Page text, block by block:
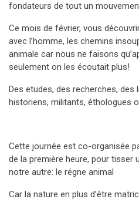
fondateurs de tout un
Ce mois de février, vous
avec l’homme, les chemins
animale car nous ne faisons
seulement on les écoutait plus!
Des etudes, des recherches, des
historiens, militants, éthologues
Cette journée est co-organisée
de la première heure, pour tisser
notre autre: le régne animal
Car la nature en plus d’être